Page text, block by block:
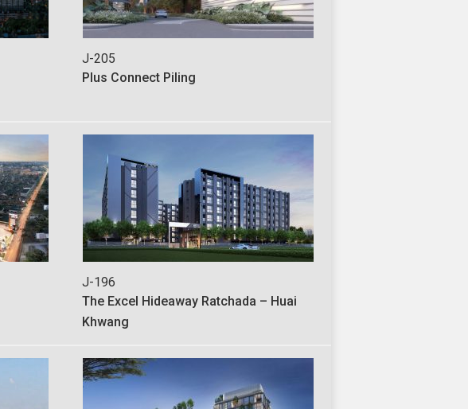
J-205
Plus Connect Piling
J-196
The Excel Hideaway Ratchada – Huai
Khwang